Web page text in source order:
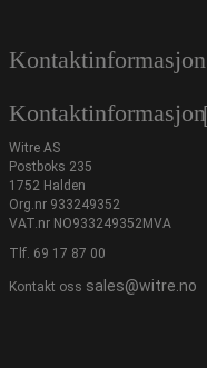
Kontaktinformasjon
Kontaktinformasjon
Witre AS
Postboks 235
1752 Halden
Org.nr 933249352
VAT.nr NO933249352MVA
Tlf. 69 17 87 00
Kontakt oss sales@witre.no